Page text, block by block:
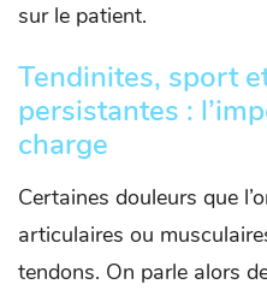
sur le patient.
Tendinites, sport
persistantes :
charge
Certaines douleurs que
articulaires ou
tendons. On parle alors